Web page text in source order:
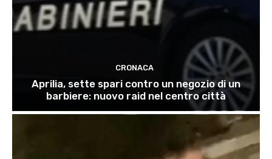
CRONACA
Aprilia, sette spari contro un negozio di un
barbiere: nuovo raid nel centro città